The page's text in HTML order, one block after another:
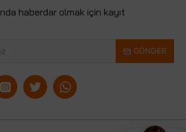
haberdar olmak için kayıt
GÖNDER